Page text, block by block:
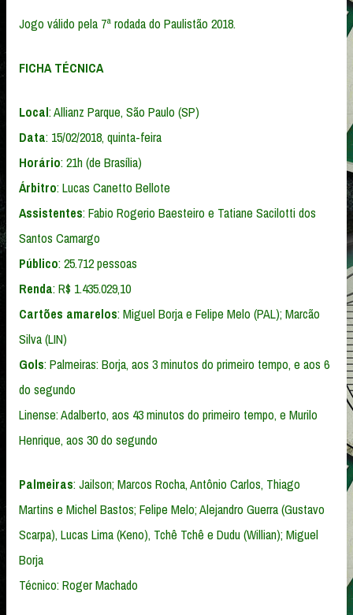
Jogo válido pela 7ª rodada do Paulistão 2018.
FICHA TÉCNICA
Local: Allianz Parque, São Paulo (SP)
Data: 15/02/2018, quinta-feira
Horário: 21h (de Brasília)
Árbitro: Lucas Canetto Bellote
Assistentes: Fabio Rogerio Baesteiro e Tatiane Sacilotti dos
Santos Camargo
Público: 25.712 pessoas
Renda: R$ 1.435.029,10
Cartões amarelos: Miguel Borja e Felipe Melo (PAL); Marcão
Silva (LIN)
Gols: Palmeiras: Borja, aos 3 minutos do primeiro tempo, e aos 6
do segundo
Linense: Adalberto, aos 43 minutos do primeiro tempo, e Murilo
Henrique, aos 30 do segundo
Palmeiras: Jailson; Marcos Rocha, Antônio Carlos, Thiago
Martins e Michel Bastos; Felipe Melo; Alejandro Guerra (Gustavo
Scarpa), Lucas Lima (Keno), Tchê Tchê e Dudu (Willian); Miguel
Borja
Técnico: Roger Machado